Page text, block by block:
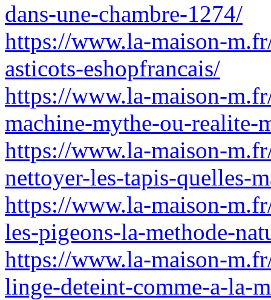
dans-une-chambre-1274/
https://www.la-maison-
asticots-eshopfrancais/
https://www.la-maison-
machine-mythe-ou-realite-
https://www.la-maison-
nettoyer-les-tapis-quelles-
https://www.la-maison-
les-pigeons-la-methode-
https://www.la-maison-
linge-deteint-comme-a-la-